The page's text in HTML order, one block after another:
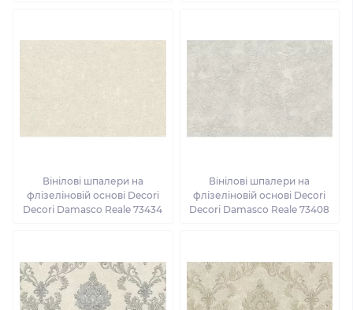
Вінілові шпалери на
флізеліновій основі Decori
Decori Damasco Reale 73434
Вінілові шпалери на
флізеліновій основі Decori
Decori Damasco Reale 73408